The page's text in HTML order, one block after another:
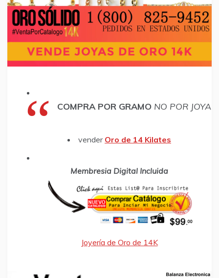
COMPRA POR GRAMO NO POR JOYA
vender Oro de 14 Kilates
Membresia Digital Incluida
Joyería de Oro de 14K